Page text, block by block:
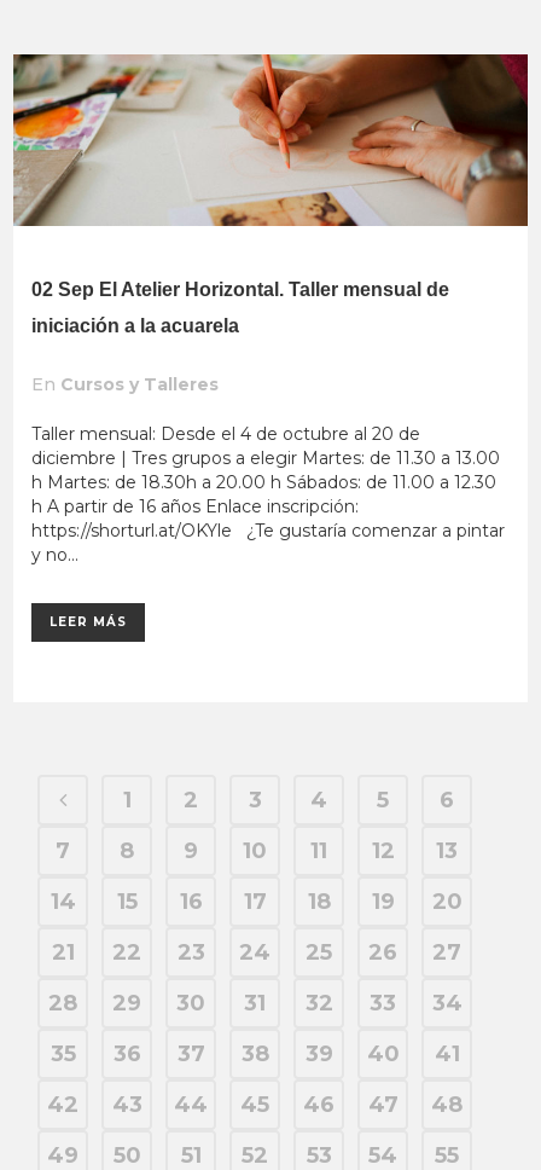
02 Sep El Atelier Horizontal. Taller mensual de
iniciación a la acuarela
En Cursos y Talleres
Taller mensual: Desde el 4 de octubre al 20 de
diciembre | Tres grupos a elegir Martes: de 11.30 a 13.00
h Martes: de 18.30h a 20.00 h Sábados: de 11.00 a 12.30
h A partir de 16 años Enlace inscripción:
https://shorturl.at/OKYle ¿Te gustaría comenzar a pintar
y no...
LEER MÁS
1 2 3 4 5
6
7
8 9 10 11 12
13
14
15 16 17 18 19
20
21
22 23 24 25 26
27
28
29 30 31 32 33
34
35
36 37 38 39 40
41
42
43 44 45 46 47
48
49
50 51 52 53 54
55